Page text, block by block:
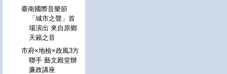
臺南國際音樂節
「城市之聲」首
場演出 來自原鄉
天籟之音
市府×地檢×政風3方
聯手 藝文殿堂辦
廉政講座